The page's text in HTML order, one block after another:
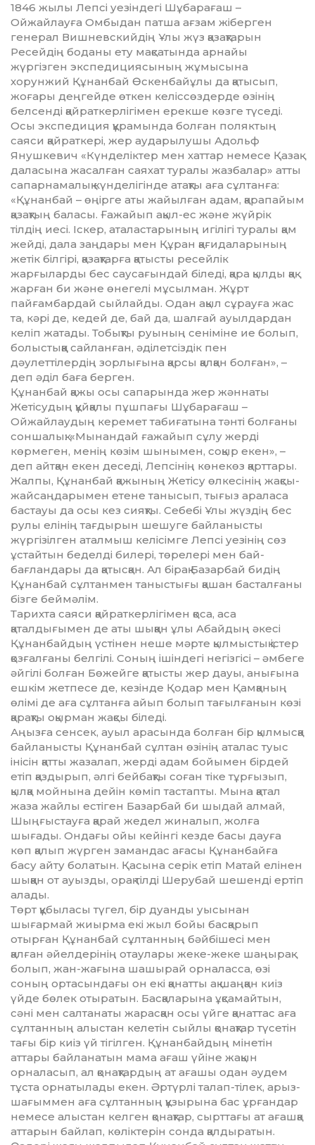
1846 жылы Лепсі уезіндегі Шұбарағаш –
Ойжайлауға Омбыдан патша ағзам жіберген
генерал Вишневскийдің Ұлы жүз қазақтарын
Ресейдің боданы ету мақсатында арнайы
жүргізген экспедициясының жұмысына
хорунжий Құнанбай Өскенбайұлы да қатысып,
жоғары деңгейде өткен келіссөздерде өзінің
белсенді қайраткерлігімен ерекше көзге түседі.
Осы экспедиция құрамында бол­ған поляктың
саяси қайраткері, жер аударылушы Адольф
Янушкевич «Күн­деліктер мен хаттар немесе Қазақ
даласына жасалған саяхат туралы жазбалар» атты
сапарнамалық күнделігінде атақты аға сұлтанға:
«Құнанбай – өңірге аты жайылған адам, қарапайым
қазақтың баласы. Ғажайып ақыл-ес және жүйрік
тілдің иесі. Іскер, аталастарының игілігі туралы қам
жейді, дала заңдары мен Құран қағидаларының
жетік білгірі, қазақтарға қатысты ресейлік
жарғыларды бес саусағындай біледі, қара қылды қақ
жарған би және өнегелі мұсылман. Жұрт
пайғамбардай сыйлайды. Одан ақыл сұрауға жас
та, кәрі де, кедей де, бай да, шалғай ауылдардан
келіп жатады. Тобықты руының сеніміне ие болып,
болыстыққа сайланған, әділетсіздік пен
дәулеттілердің зорлығына қарсы қалқан болған», –
деп әділ баға берген.
Құнанбай қажы осы сапарында жер жәннаты
Жетісудың құйқалы пұшпағы Шұбарағаш –
Ойжайлаудың керемет табиғатына тәнті болғаны
соншалық: «Мынандай ғажайып сұлу жерді
көрмеген, менің көзім шынымен, соқыр екен», –
деп айтқан екен деседі, Лепсінің көнекөз қарттары.
Жалпы, Құнанбай қажының Жетісу өлкесінің жақсы-
жайсаңдарымен етене танысып, тығыз араласа
бастауы да осы кез сияқты. Себебі Ұлы жүздің бес
рулы елінің тағдырын шешуге байланысты
жүргізілген аталмыш келісімге Лепсі уезінің сөз
ұстайтын беделді билері, төрелері мен бай-
бағландары да қатысқан. Ал бірақ Базарбай бидің
Құнанбай сұлтанмен таныстығы қашан басталғаны
бізге беймәлім.
Тарихта саяси қайраткерлігімен қоса, аса
қаталдығымен де аты шық­қан ұлы Абайдың әкесі
Құнанбайдың үстінен неше мәрте қылмыстық істер
қозғалғаны белгілі. Соның ішіндегі негіз­гісі – әмбеге
әйгілі болған Бөжейге қатысты жер дауы, анығына
ешкім жетпесе де, кезінде Қодар мен Қамқаның
өлімі де аға сұлтанға айып болып тағылғанын көзі
қарақты оқыр­ман жақсы біледі.
Аңызға сенсек, ауыл арасында бол­­ған бір қылмысқа
байланысты Құнанбай сұлтан өзінің аталас туыс
інісін қатты жазалап, жерді адам бойымен бірдей
етіп қаздырып, әлгі бейбақты соған тіке тұрғызып,
қылқа мойнына дейін көміп тастапты. Мына қатал
жаза жайлы естіген Базарбай би шыдай алмай,
Шыңғыстауға қарай жедел жиналып, жолға
шығады. Ондағы ойы кейінгі кезде басы дауға
көп қалып жүрген замандас ағасы Құнанбайға
басу айту болатын. Қасына серік етіп Ма­тай елінен
шыққан от ауызды, орақ тілді Шерубай шешенді ертіп
алады.
Төрт құбыласы түгел, бір дуанды уысынан
шығармай жиырма екі жыл бойы басқарып
отырған Құнанбай сұлтанның бәйбішесі мен
қалған әйелдерінің отаулары жеке-жеке шаңырақ
болып, жан-жағына шашырай орналасса, өзі
соның ортасындағы он екі қанатты ақ шаңқан киіз
үйде бөлек отыратын. Басқаларына ұқсамайтын,
сәні мен салтанаты жарасқан осы үйге қанаттас аға
сұлтанның алыстан келетін сыйлы қонақтар түсетін
тағы бір киіз үй тігілген. Құнанбайдың мінетін
аттары байланатын мама ағаш үйіне жақын
орналасып, ал қонақтардың ат ағашы одан әудем
тұста орнатылады екен. Әртүрлі талап-тілек, арыз-
ша­ғым­мен аға сұлтанның құзырына бас ұрғандар
немесе алыстан келген қонақ­тар, сырттағы ат ағашқа
аттарын байлап, көліктерін сонда қалдыратын.